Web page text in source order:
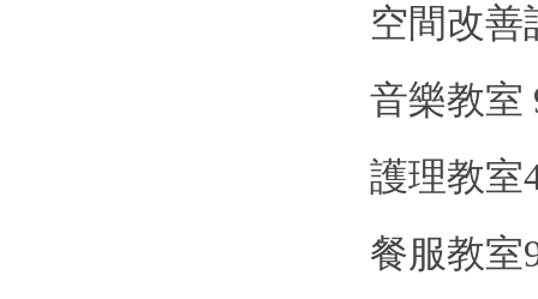
空間改善
音樂教室
護理教室
餐服教室